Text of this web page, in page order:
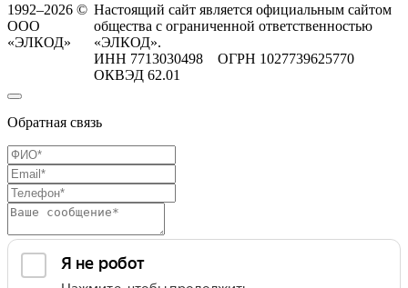
1992–2026 ©
ООО
«ЭЛКОД»
Настоящий сайт является официальным сайтом
общества с ограниченной ответственностью
«ЭЛКОД».
ИНН 7713030498 ОГРН 1027739625770
ОКВЭД 62.01
Обратная связь